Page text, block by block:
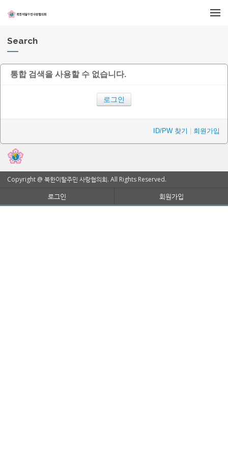
Search
통합 검색을 사용할 수 없습니다.
로그인
ID/PW 찾기 회원가입
Copyright @ 북한이탈주민 사랑협의회. All Rights Reserved.
로그인 회원가입